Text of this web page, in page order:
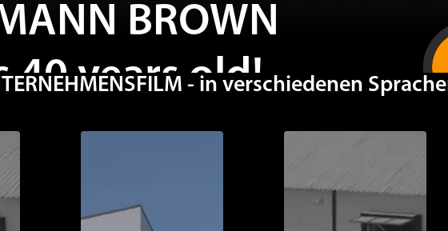
BROWN
40 years old!
Birthday! (I)
- in verschiedenen